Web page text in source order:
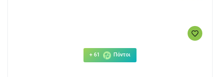
+ 61 Πόντοι